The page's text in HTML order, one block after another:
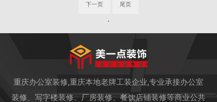
下一页 尾页
重庆办公室装修,重庆本地老牌工装企业,专业承接办公室
装修、写字楼装修、厂房装修、餐饮店铺装修等商业公共